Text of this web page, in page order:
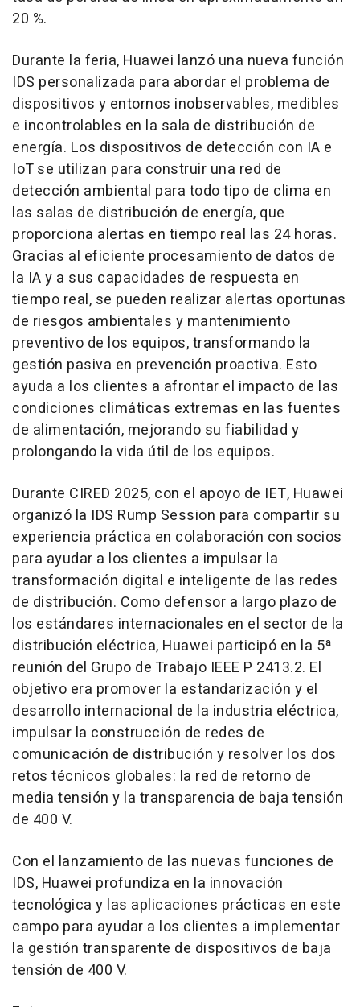
20 %.
Durante la feria, Huawei lanzó una nueva función
IDS personalizada para abordar el problema de
dispositivos y entornos inobservables, medibles
e incontrolables en la sala de distribución de
energía. Los dispositivos de detección con IA e
IoT se utilizan para construir una red de
detección ambiental para todo tipo de clima en
las salas de distribución de energía, que
proporciona alertas en tiempo real las 24 horas.
Gracias al eficiente procesamiento de datos de
la IA y a sus capacidades de respuesta en
tiempo real, se pueden realizar alertas oportunas
de riesgos ambientales y mantenimiento
preventivo de los equipos, transformando la
gestión pasiva en prevención proactiva. Esto
ayuda a los clientes a afrontar el impacto de las
condiciones climáticas extremas en las fuentes
de alimentación, mejorando su fiabilidad y
prolongando la vida útil de los equipos.
Durante CIRED 2025, con el apoyo de IET, Huawei
organizó la IDS Rump Session para compartir su
experiencia práctica en colaboración con socios
para ayudar a los clientes a impulsar la
transformación digital e inteligente de las redes
de distribución. Como defensor a largo plazo de
los estándares internacionales en el sector de la
distribución eléctrica, Huawei participó en la 5ª
reunión del Grupo de Trabajo IEEE P 2413.2. El
objetivo era promover la estandarización y el
desarrollo internacional de la industria eléctrica,
impulsar la construcción de redes de
comunicación de distribución y resolver los dos
retos técnicos globales: la red de retorno de
media tensión y la transparencia de baja tensión
de 400 V.
Con el lanzamiento de las nuevas funciones de
IDS, Huawei profundiza en la innovación
tecnológica y las aplicaciones prácticas en este
campo para ayudar a los clientes a implementar
la gestión transparente de dispositivos de baja
tensión de 400 V.